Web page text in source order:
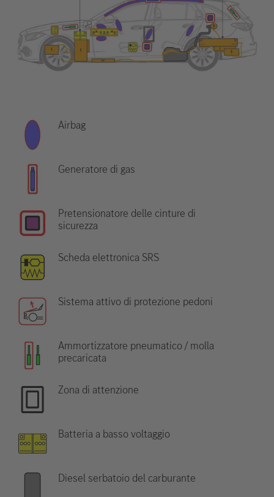
Airbag
Generatore di gas
Pretensionatore delle cinture di
sicurezza
Scheda elettronica SRS
Sistema attivo di protezione pedoni
Ammortizzatore pneumatico / molla
precaricata
Zona di attenzione
Batteria a basso voltaggio
Diesel serbatoio del carburante